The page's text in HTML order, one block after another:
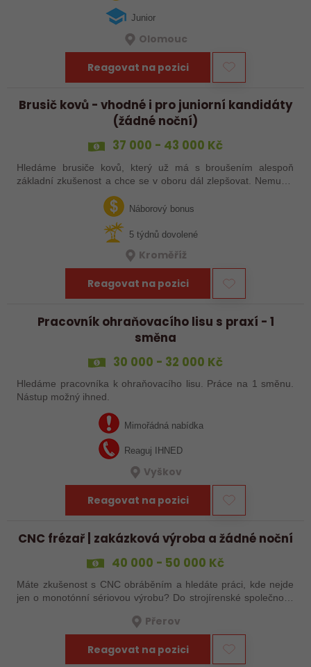
Junior
Olomouc
Reagovat na pozici
Brusič kovů - vhodné i pro juniorní kandidáty
(žádné noční)
37 000 - 43 000 Kč
Hledáme brusiče kovů, který už má s broušením alespoň
základní zkušenost a chce se v oboru dál zlepšovat. Nemusíš
být samostatný specialista s dlouholetou praxí. Důležité je,
abys už někdy pracoval…Náborový bonus
5 týdnů dovolené
Kroměříž
Reagovat na pozici
Pracovník ohraňovacího lisu s praxí - 1
směna
30 000 - 32 000 Kč
Hledáme pracovníka k ohraňovacího lisu. Práce na 1 směnu.
Nástup možný ihned.
Mimořádná nabídka
Reaguj IHNED
Vyškov
Reagovat na pozici
CNC frézař | zakázková výroba a žádné noční
40 000 - 50 000 Kč
Máte zkušenost s CNC obráběním a hledáte práci, kde nejde
jen o monotónní sériovou výrobu? Do strojírenské společnosti
Přerov
Reagovat na pozici